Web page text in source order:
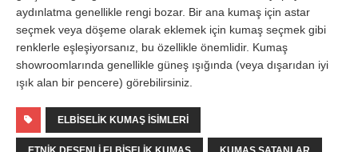
aydınlatma genellikle rengi bozar. Bir ana kumaş için astar
seçmek veya döşeme olarak eklemek için kumaş seçmek gibi
renklerle eşleşiyorsanız, bu özellikle önemlidir. Kumaş
showroomlarında genellikle güneş ışığında (veya dışarıdan iyi
ışık alan bir pencere) görebilirsiniz.
ELBISELIK KUMAŞ ISIMLERI